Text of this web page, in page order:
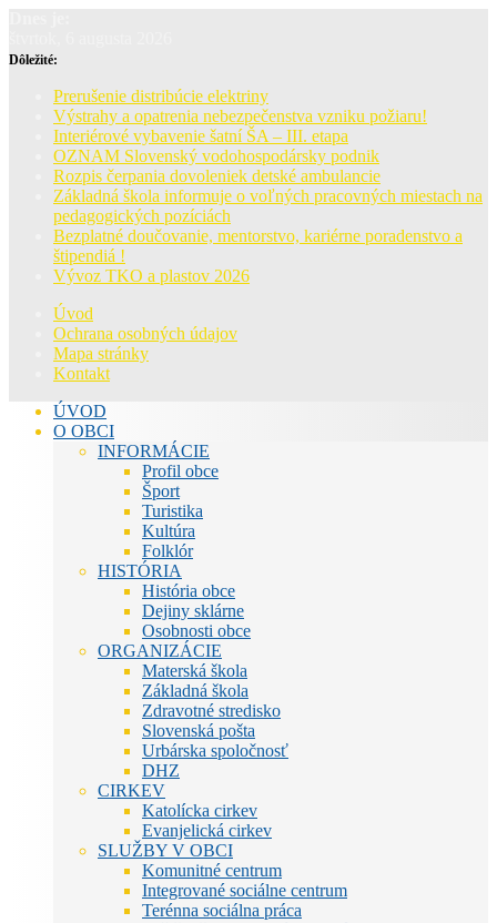
Dôležité:
Prerušenie distribúcie elektriny
Výstrahy a opatrenia nebezpečenstva vzniku požiaru!
Interiérové vybavenie šatní ŠA – III. etapa
OZNAM Slovenský vodohospodársky podnik
Rozpis čerpania dovoleniek detské ambulancie
Základná škola informuje o voľných pracovných miestach na
pedagogických pozíciách
Bezplatné doučovanie, mentorstvo, kariérne poradenstvo a
štipendiá !
Vývoz TKO a plastov 2026
Úvod
Ochrana osobných údajov
Mapa stránky
Kontakt
ÚVOD
O OBCI
INFORMÁCIE
Profil obce
Šport
Turistika
Kultúra
Folklór
HISTÓRIA
História obce
Dejiny sklárne
Osobnosti obce
ORGANIZÁCIE
Materská škola
Základná škola
Zdravotné stredisko
Slovenská pošta
Urbárska spoločnosť
DHZ
CIRKEV
Katolícka cirkev
Evanjelická cirkev
SLUŽBY V OBCI
Komunitné centrum
Integrované sociálne centrum
Terénna sociálna práca